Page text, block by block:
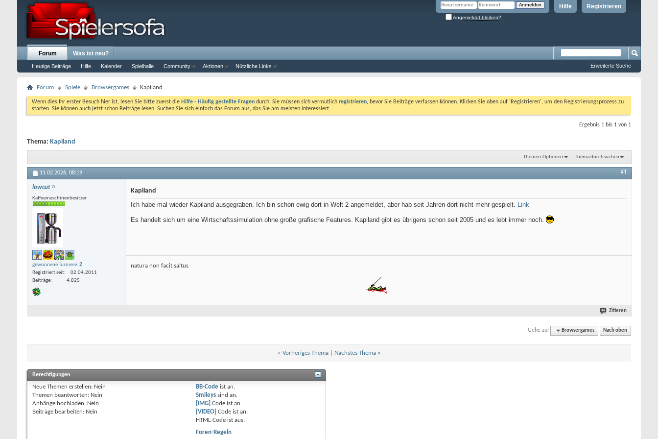
Registrieren
Hilfe
Angemeldet bleiben?
Forum
Heutige Beiträge Hilfe Kalender Spielhalle Community Aktionen Nützliche Links
Was ist neu?
Erweiterte Suche
Forum Spiele Browsergames Kapiland
Wenn dies Ihr erster Besuch hier ist, lesen Sie bitte zuerst die Hilfe - Häufig gestellte Fragen durch. Sie müssen sich vermutlich registrieren, bevor Sie Beiträge verfassen können. Klicken Sie oben auf 'Registrieren', um den Registrierungsprozess zu
starten. Sie können auch jetzt schon Beiträge lesen. Suchen Sie sich einfach das Forum aus, das Sie am meisten interessiert.
Ergebnis 1 bis 1 von 1
Thema: Kapiland
Themen-Optionen Thema durchsuchen
11.02.2026, 08:19 #1
lowcut
Kaffeemaschinenbesitzer
gewonnene Turniere: 2
Registriert seit
02.04.2011
Beiträge
4.825
Kapiland
Ich habe mal wieder Kapiland ausgegraben. Ich bin schon ewig dort in Welt 2 angemeldet, aber hab seit Jahren dort nicht mehr gespielt. Link
Es handelt sich um eine Wirtschaftssimulation ohne große grafische Features. Kapiland gibt es übrigens schon seit 2005 und es lebt immer noch.
natura non facit saltus
Zitieren
Gehe zu: Browsergames Nach oben
« Vorheriges Thema| Nächstes Thema »
Berechtigungen
Neue Themen erstellen: Nein
Themen beantworten: Nein
Anhänge hochladen: Nein
Beiträge bearbeiten: Nein
BB-Code istan.
Smileys sindan.
[IMG] Code istan.
[VIDEO] Code istan.
HTML-Code istaus.
Foren-Regeln